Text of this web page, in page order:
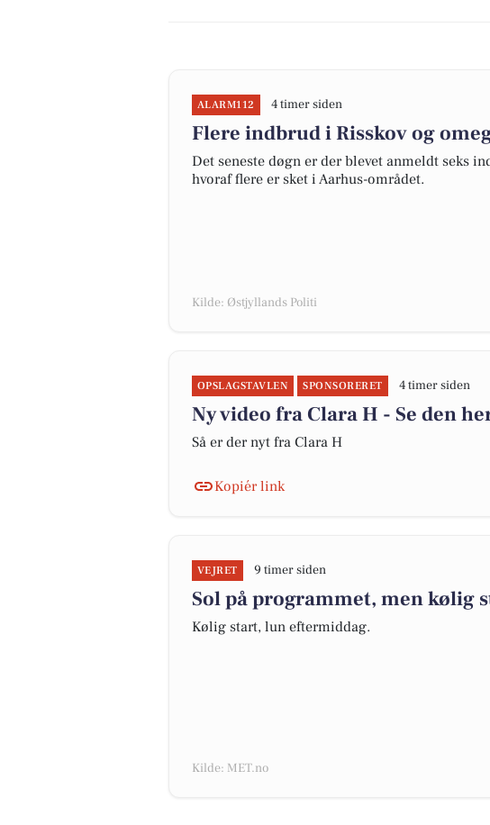
ALARM112 4 timer siden
Flere indbrud i Risskov og
Det seneste døgn er der blevet anmeldt seks
hvoraf flere er sket i Aarhus-området.
Kilde: Østjyllands Politi
OPSLAGSTAVLEN SPONSORERET 4 timer siden
Ny video fra Clara H - Se den
Så er der nyt fra Clara H
Kopiér link
VEJRET 9 timer siden
Sol på programmet, men kølig
Kølig start, lun eftermiddag.
Kilde: MET.no